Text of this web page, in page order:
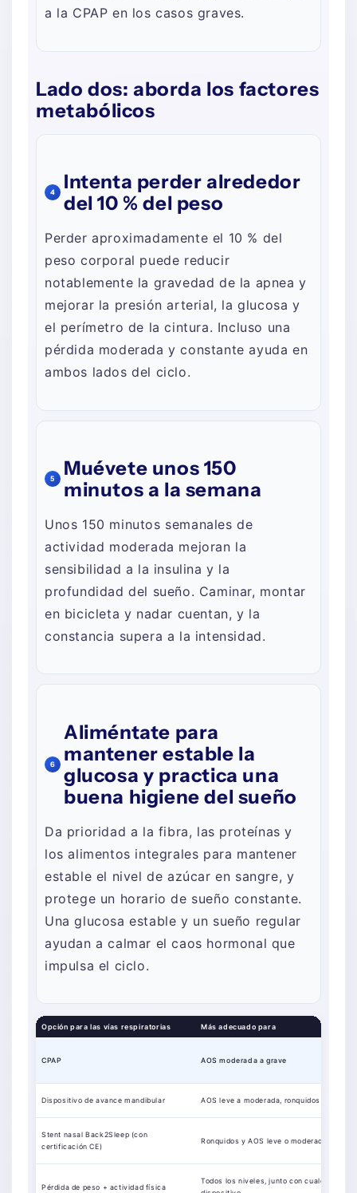
a la CPAP en los casos graves.
Lado dos: aborda los factores
metabólicos
4
Intenta perder alrededor
del 10 % del peso
Perder aproximadamente el 10 % del
peso corporal puede reducir
notablemente la gravedad de la apnea y
mejorar la presión arterial, la glucosa y
el perímetro de la cintura. Incluso una
pérdida moderada y constante ayuda en
ambos lados del ciclo.
5
Muévete unos 150
minutos a la semana
Unos 150 minutos semanales de
actividad moderada mejoran la
sensibilidad a la insulina y la
profundidad del sueño. Caminar, montar
en bicicleta y nadar cuentan, y la
constancia supera a la intensidad.
6
Aliméntate para
mantener estable la
glucosa y practica una
buena higiene del sueño
Da prioridad a la fibra, las proteínas y
los alimentos integrales para mantener
estable el nivel de azúcar en sangre, y
protege un horario de sueño constante.
Una glucosa estable y un sueño regular
ayudan a calmar el caos hormonal que
impulsa el ciclo.
Opción para las vías respiratorias Más adecuado para
CPAP AOS moderada a grave
Dispositivo de avance mandibular AOS leve a moderada, ronquidos
Stent nasal Back2Sleep (con
certificación CE)
Ronquidos y AOS leve o moderada
Pérdida de peso + actividad física
Todos los niveles, junto con cualquier